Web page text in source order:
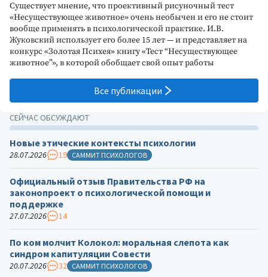
Существует мнение, что проективный рисуночный тест
«Несуществующее животное» очень необычен и его не стоит
вообще применять в психологической практике. И.В.
Жуковский использует его более 15 лет — и представляет на
конкурс «Золотая Психея» книгу «Тест “Несуществующее
животное”», в которой обобщает свой опыт работы
Все публикации
СЕЙЧАС ОБСУЖДАЮТ
Новые этические контексты психологии
28.07.2026 19 САММИТ ПСИХОЛОГОВ
Официальный отзыв Правительства РФ на
законопроект о психологической помощи и
поддержке
27.07.2026 14
По ком молчит Колокол: моральная слепота как
синдром капитуляции Совести
20.07.2026 32 САММИТ ПСИХОЛОГОВ